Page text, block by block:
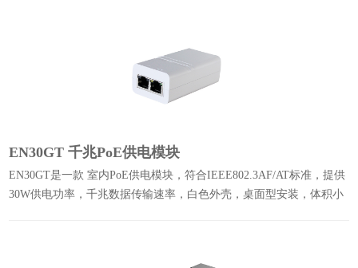
EN30GT 千兆PoE供电模块
EN30GT是一款 室内PoE供电模块，符合IEEE802.3AF/AT标准，提供
30W供电功率，千兆数据传输速率，白色外壳，桌面型安装，体积小